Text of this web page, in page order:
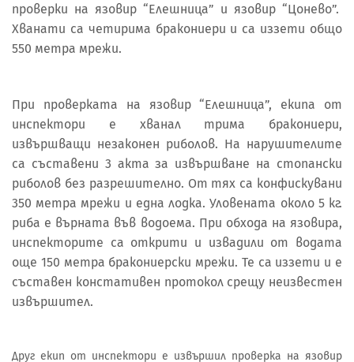
проверки на язовир “Елешница” и язовир “Цонево”.
Хванати са четирима бракониери и са иззети общо
550 метра мрежи.
При проверката на язовир “Елешница”, екипа от
инспектори е хванал трима бракониери,
извършващи незаконен риболов. На нарушителите
са съставени 3 акта за извършване на стопански
риболов без разрешително. От тях са конфискувани
350 метра мрежи и една лодка. Уловената около 5 кг.
риба е върната във водоема. При обхода на язовира,
инспекторите са открити и извадили от водата
още 150 метра бракониерски мрежи. Те са иззети и е
съставен констативен протокол срещу неизвестен
извършител.
Друг екип от инспектори е извършил проверка на язовир